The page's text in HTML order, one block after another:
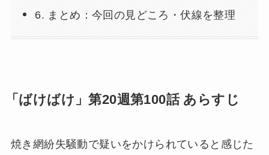
6. まとめ：今回の見どころ・伏線を整理
「ばけばけ」第20週第100話 あらすじ
焼き網紛失騒動で疑いをかけられていると感じた